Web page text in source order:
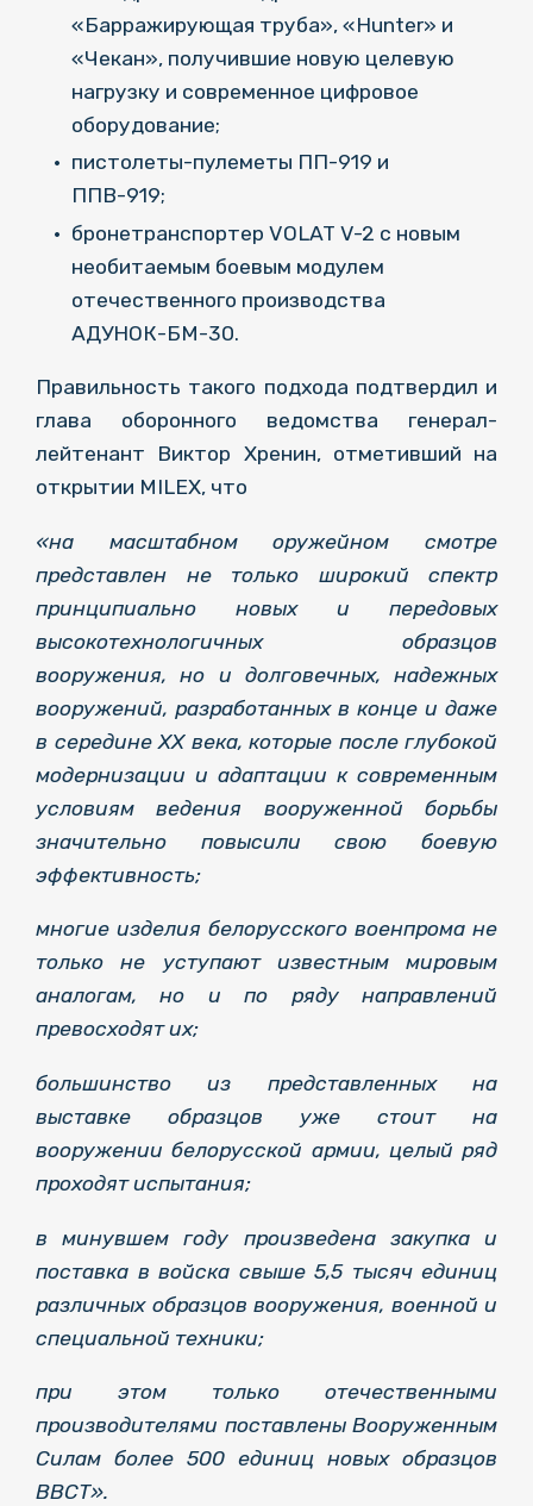
«Барражирующая труба», «Hunter» и
«Чекан», получившие новую целевую
нагрузку и современное цифровое
оборудование;
пистолеты-пулеметы ПП-919 и
ППВ-919;
бронетранспортер VOLAT V-2 c новым
необитаемым боевым модулем
отечественного производства
АДУНОК-БМ-30.
Правильность такого подхода подтвердил и
глава оборонного ведомства генерал-
лейтенант Виктор Хренин, отметивший на
открытии MILEX, что
«на масштабном оружейном смотре
представлен не только широкий спектр
принципиально новых и передовых
высокотехнологичных образцов
вооружения, но и долговечных, надежных
вооружений, разработанных в конце и даже
в середине ХХ века, которые после глубокой
модернизации и адаптации к современным
условиям ведения вооруженной борьбы
значительно повысили свою боевую
эффективность;
многие изделия белорусского военпрома не
только не уступают известным мировым
аналогам, но и по ряду направлений
превосходят их;
большинство из представленных на
выставке образцов уже стоит на
вооружении белорусской армии, целый ряд
проходят испытания;
в минувшем году произведена закупка и
поставка в войска свыше 5,5 тысяч единиц
различных образцов вооружения, военной и
специальной техники;
при этом только отечественными
производителями поставлены Вооруженным
Силам более 500 единиц новых образцов
ВВСТ».